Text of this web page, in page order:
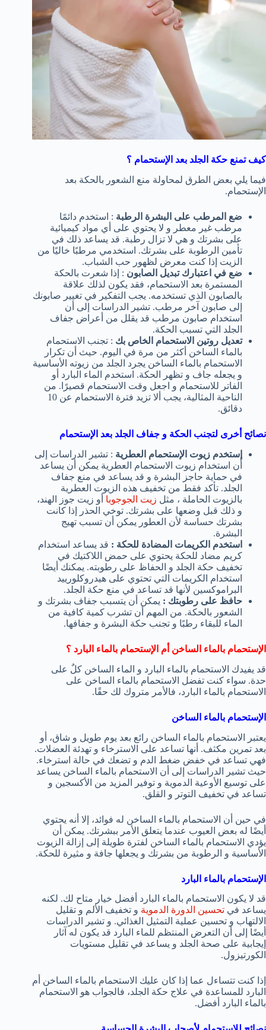
كيف تمنع حكة الجلد بعد الإستحمام ؟
فيما يلي بعض الطرق لمحاولة منع الشعور بالحكة بعد
الإستحمام.
ضع المرطب على البشرة الرطبة : استخدم دائمًا
مرطب غير معطر و لا يحتوي على أي مواد كيميائية
على بشرتك و هي لا تزال رطبة. قد يساعد ذلك في
تأمين الرطوبة على بشرتك. استخدمي مرطبًا خاليًا من
الزيت إذا كنت معرض لظهور حب الشباب.
ضع في اعتبارك تبديل الصابون : إذا شعرت بالحكة
المستمرة بعد الاستحمام، فقد يكون لذلك علاقة
بالصابون الذي تستخدمه. يجب التفكير في تغيير صابونك
إلى صابون آخر مرطب. تشير الدراسات إلى أن
استخدام صابون مرطب قد يقلل من أعراض جفاف
الجلد التي تسبب الحكة.
تعديل روتين الاستحمام الخاص بك : تجنب الاستحمام
بالماء الساخن أكثر من مرة في اليوم. حيث أن تكرار
الاستحمام بالماء الساخن يجرد الجلد من زيوته الأساسية
و يجعله جاف و تظهر الحكة. استخدم الماء البارد أو
الفاتر للاستحمام و اجعل وقت الاستحمام قصيرًا. من
الناحية المثالية، يجب ألا تزيد فترة الاستحمام عن 10
دقائق.
نصائح أخرى لتجنب الحكة و جفاف الجلد بعد الإستحمام
إستخدم زيوت الإستحمام العطرية : تشير الدراسات إلى
أن استخدام زيوت الاستحمام العطرية يمكن أن يساعد
في حماية حاجز البشرة و قد يساعد في منع جفاف
الجلد. تأكد فقط من تخفيف هذه الزيوت العطرية
بالزيوت الحاملة ، مثل زيت الجوجوبا أو زيت جوز الهند،
و ذلك قبل وضعها على بشرتك. توخي الحذر إذا كانت
بشرتك حساسة لأن العطور يمكن أن تسبب تهيج
البشرة.
استخدم الكريمات المضادة للحكة : قد يساعد استخدام
كريم مضاد للحكة يحتوي على حمض اللاكتيك في
تخفيف حكة الجلد و الحفاظ على رطوبته. يمكنك أيضًا
استخدام الكريمات التي تحتوي على هيدروكلورييد
البراموكسين لأنها قد تساعد في منع حكة الجلد.
حافظ على رطوبتك : يمكن أن يتسبب جفاف بشرتك و
الشعور بالحكة. من المهم أن تشرب كمية كافية من
الماء للبقاء رطبًا و تجنب حكة البشرة و جفافها.
الإستحمام بالماء الساخن أم الإستحمام بالماء البارد ؟
قد يفيدك الاستحمام بالماء البارد و الماء الساخن كلٌ على
حدة. سواء كنت تفضل الاستحمام بالماء الساخن على
الاستحمام بالماء البارد، فالأمر متروك لك حقًا.
الإستحمام بالماء الساخن
يعتبر الاستحمام بالماء الساخن رائع بعد يوم طويل و شاق، أو
بعد تمرين مكثف. أنها تساعد على الاسترخاء و تهدئة العضلات.
فهي تساعد في خفض ضغط الدم و تضعك في حالة استرخاء.
حيث تشير الدراسات إلى أن الاستحمام بالماء الساخن يساعد
على توسيع الأوعية الدموية و توفير المزيد من الأكسجين و
تساعد في تخفيف التوتر و القلق.
في حين أن الاستحمام بالماء الساخن له فوائد، إلا أنه يحتوي
أيضًا له بعض العيوب عندما يتعلق الأمر ببشرتك. يمكن أن
يؤدي الاستحمام بالماء الساخن لفترة طويلة إلى إزالة الزيوت
الأساسية و الرطوبة من بشرتك و يجعلها جافة و مثيرة للحكة.
الإستحمام بالماء البارد
قد لا يكون الاستحمام بالماء البارد أفضل خيار متاح لك. لكنه
يساعد في تحسين الدورة الدموية و تخفيف الألم و تقليل
الالتهاب و تحسين عملية التمثيل الغذائي. و تشير الدراسات
أيضًا إلى أن التعرض المنتظم للماء البارد قد يكون له آثار
إيجابية على صحة الجلد و يساعد في تقليل مستويات
الكورتيزول.
إذا كنت تتساءل عما إذا كان عليك الاستحمام بالماء الساخن أم
البارد للمساعدة في علاج حكة الجلد، فالجواب هو الاستحمام
بالماء البارد أفضل.